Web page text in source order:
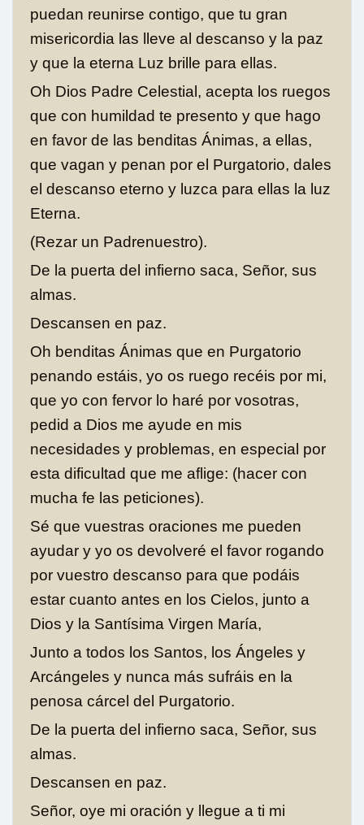
puedan reunirse contigo, que tu gran
misericordia las lleve al descanso y la paz
y que la eterna Luz brille para ellas.
Oh Dios Padre Celestial, acepta los ruegos
que con humildad te presento y que hago
en favor de las benditas Ánimas, a ellas,
que vagan y penan por el Purgatorio, dales
el descanso eterno y luzca para ellas la luz
Eterna.
(Rezar un Padrenuestro).
De la puerta del infierno saca, Señor, sus
almas.
Descansen en paz.
Oh benditas Ánimas que en Purgatorio
penando estáis, yo os ruego recéis por mi,
que yo con fervor lo haré por vosotras,
pedid a Dios me ayude en mis
necesidades y problemas, en especial por
esta dificultad que me aflige: (hacer con
mucha fe las peticiones).
Sé que vuestras oraciones me pueden
ayudar y yo os devolveré el favor rogando
por vuestro descanso para que podáis
estar cuanto antes en los Cielos, junto a
Dios y la Santísima Virgen María,
Junto a todos los Santos, los Ángeles y
Arcángeles y nunca más sufráis en la
penosa cárcel del Purgatorio.
De la puerta del infierno saca, Señor, sus
almas.
Descansen en paz.
Señor, oye mi oración y llegue a ti mi